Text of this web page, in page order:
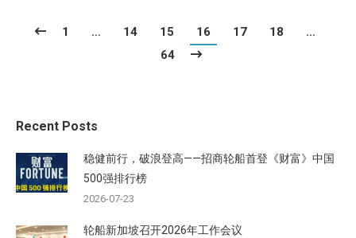
1 … 14 15 16 17 18
…
64
Recent Posts
稳健前行，破浪登高——招商轮船首登《财富》中国
500强排行榜
2026-07-23
轮船新加坡召开2026年工作会议